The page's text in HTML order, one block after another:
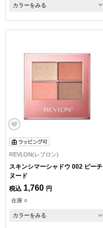
カラーをみる
REVLON(レブロン)
スキンシマーシャドウ 002 ピーチ
ヌード
税込 1,760 円
在庫 ○
カラーをみる